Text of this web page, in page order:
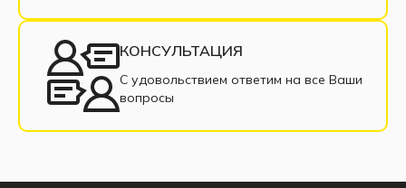
КОНСУЛЬТАЦИЯ
С удовольствием ответим на все Ваши
вопросы